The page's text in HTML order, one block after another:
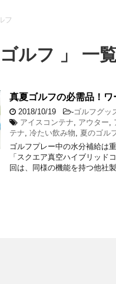
フ
ゴルフ 」 一
真夏ゴルフの必需品！
2018/10/19 -ゴルフグッ
アイスコンテナ, アウター,
テナ, 冷たい飲み物, 夏のゴル
ゴルフプレー中の水分補給は
「スクエア真空ハイブリッド
回は、同様の機能を持つ他社